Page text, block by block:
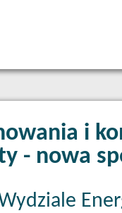
i
- nowa